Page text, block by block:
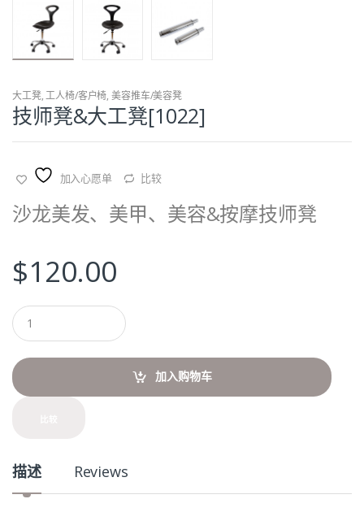
大工凳,工人椅/客户椅,美容推车/美容凳
技师凳&大工凳[1022]
加入心愿单 比较
沙龙美发、美甲、美容&按摩技师凳
$120.00
Q
u
a
t
i
加入购物车
描述 Reviews